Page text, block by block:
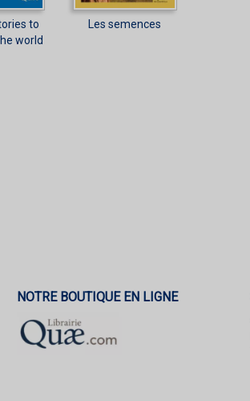
to
world
Les semences
NOTRE BOUTIQUE EN LIGNE